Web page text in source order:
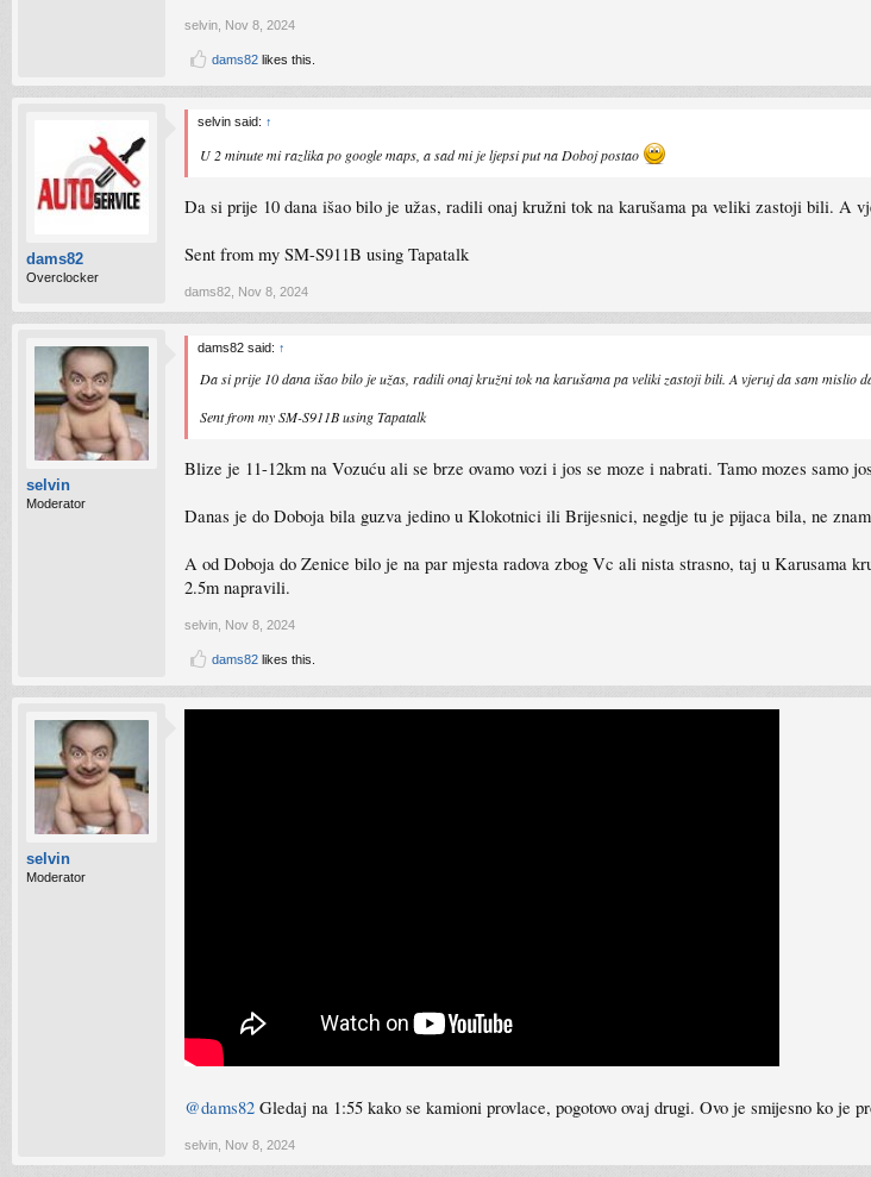
selvin Nov 8, 2024
dams82 likes this.
dams82
Overclocker
selvin said: ↑
U 2 minute mi razlika po google maps, a sad mi je ljepsi put na Doboj postao
Da si prije 10 dana išao bilo je užas, radili onaj kružni tok na karušama pa veliki zastoji bili. A
Sent from my SM-S911B using Tapatalk
dams82 Nov 8, 2024
selvin
Moderator
dams82 said: ↑
Da si prije 10 dana išao bilo je užas, radili onaj kružni tok na karušama pa veliki zastoji bili. A vjeruj da sam mislio
Sent from my SM-S911B using Tapatalk
Blize je 11-12km na Vozuću ali se brze ovamo vozi i jos se moze i nabrati. Tamo mozes samo
Danas je do Doboja bila guzva jedino u Klokotnici ili Brijesnici, negdje tu je pijaca bila, ne
A od Doboja do Zenice bilo je na par mjesta radova zbog Vc ali nista strasno, taj u Karusama
2.5m napravili.
selvin Nov 8, 2024
dams82 likes this.
selvin
Moderator
@dams82 Gledaj na 1:55 kako se kamioni provlace, pogotovo ovaj drugi. Ovo je smijesno ko je
selvin Nov 8, 2024